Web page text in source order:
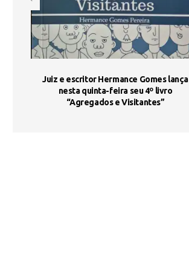
Juiz e escritor Hermance Gomes lança
nesta quinta-feira seu 4º livro
“Agregados e Visitantes”